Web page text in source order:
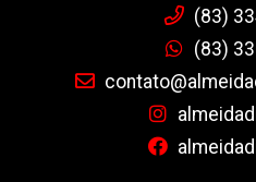
(83)
(83)